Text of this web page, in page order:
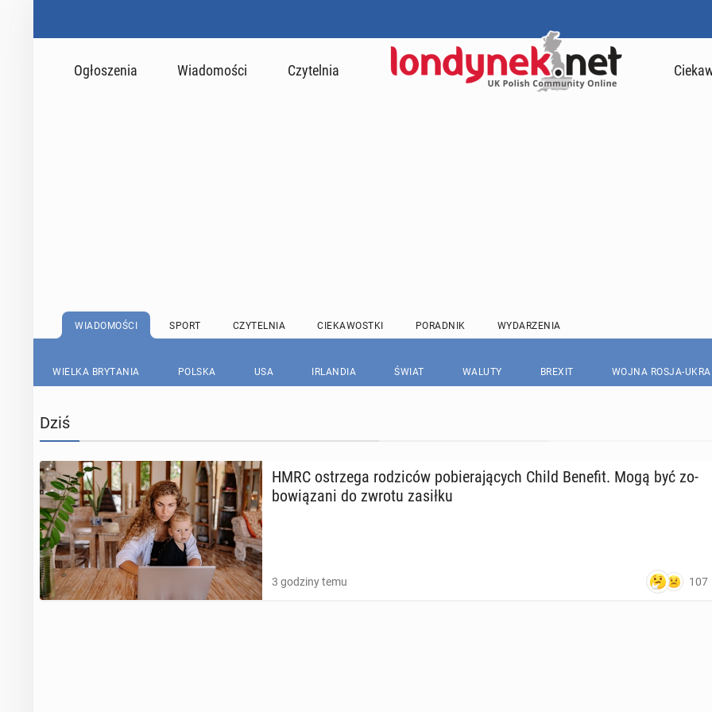
Ogłoszenia Wiadomości Czytelnia
WIADOMOŚCI SPORT CZYTELNIA CIEKAWOSTKI PORADNIK WYDARZENIA
WIELKA BRYTANIA POLSKA USA IRLANDIA ŚWIAT WALUTY BREXIT WOJNA ROSJA-
Dziś
HMRC ostrze­ga ro­dzi­ców po­bie­ra­ją­cych Child Benefit. Mogą być zo­
bo­wią­za­ni do zwrotu zasiłku
3 godziny temu 107